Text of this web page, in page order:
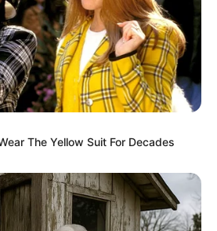
valideynlərin bilməli
açıqladı
The Yellow Suit For Decades